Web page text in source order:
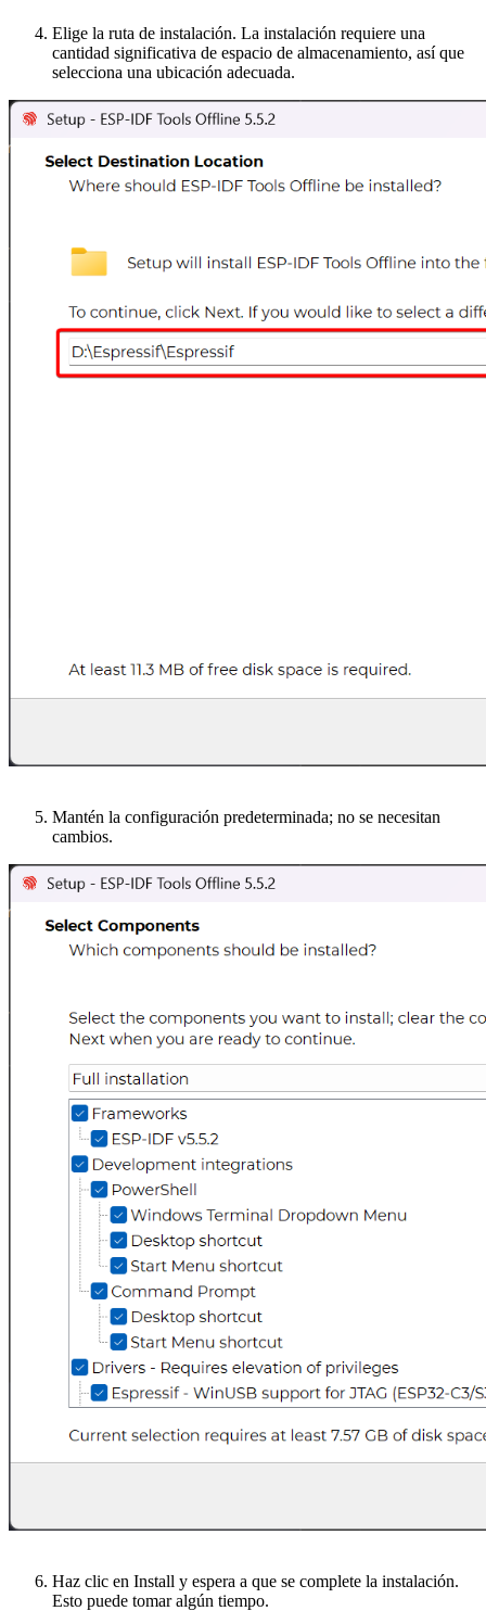
Elige la ruta de instalación. La instalación requiere una
cantidad significativa de espacio de almacenamiento, así que
selecciona una ubicación adecuada.
Mantén la configuración predeterminada; no se necesitan
cambios.
Haz clic en Install y espera a que se complete la instalación.
Esto puede tomar algún tiempo.